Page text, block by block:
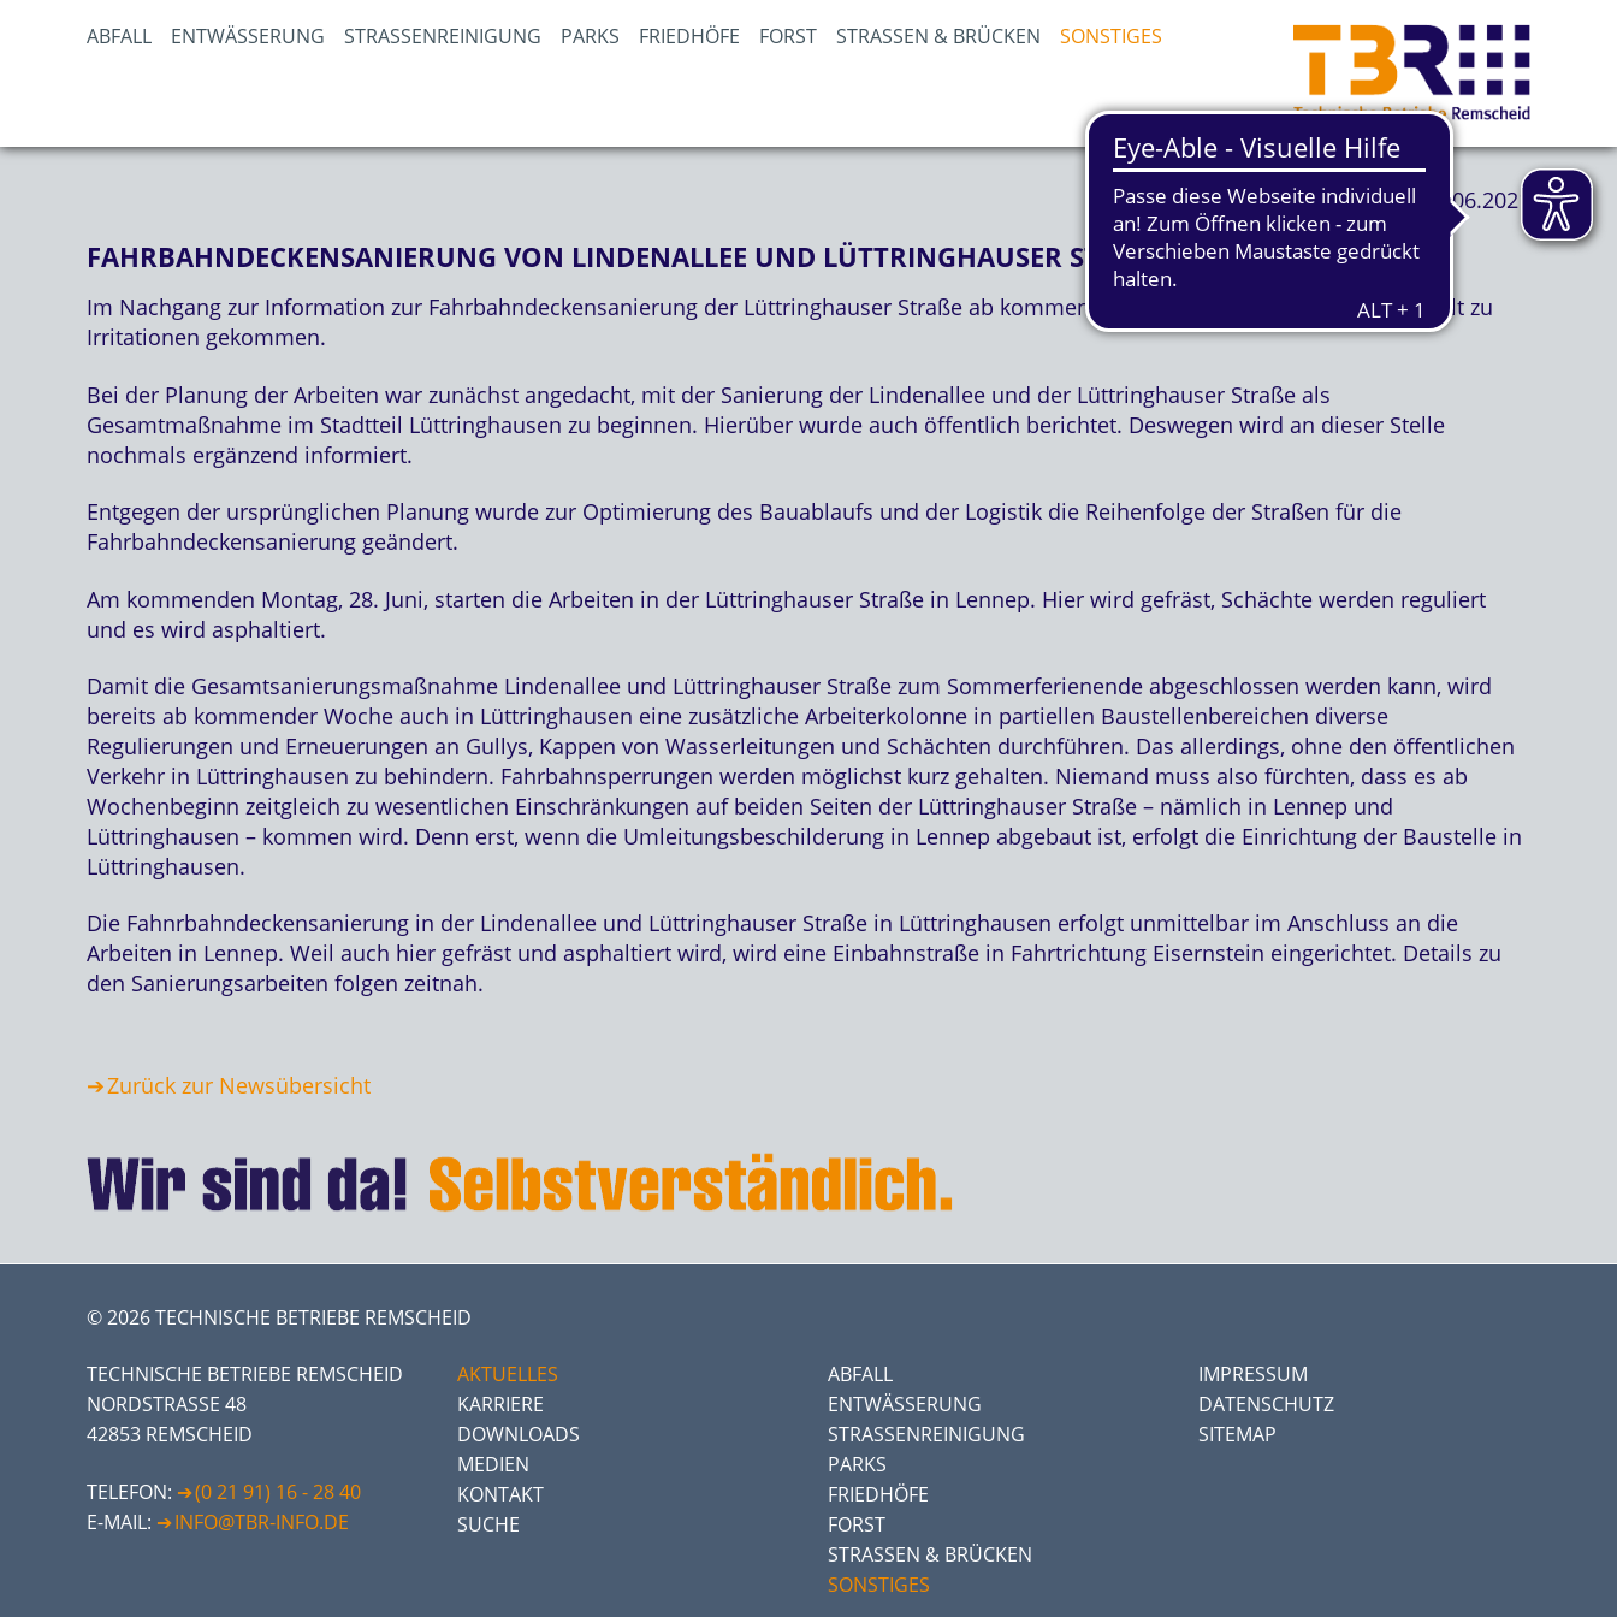
ABFALL ENTWÄSSERUNG STRASSENREINIGUNG PARKS FRIEDHÖFE FORST STRASSEN & BRÜCKEN SONSTIGES
25.06.2021
FAHRBAHNDECKENSANIERUNG VON LINDENALLEE UND LÜTTRINGHAUSER STRASSE
Im Nachgang zur Information zur Fahrbahndeckensanierung der Lüttringhauser Straße ab kommenden Montag, 28. Juni, ist es vereinzelt zu
Irritationen gekommen.
Bei der Planung der Arbeiten war zunächst angedacht, mit der Sanierung der Lindenallee und der Lüttringhauser Straße als
Gesamtmaßnahme im Stadtteil Lüttringhausen zu beginnen. Hierüber wurde auch öffentlich berichtet. Deswegen wird an dieser Stelle
nochmals ergänzend informiert.
Entgegen der ursprünglichen Planung wurde zur Optimierung des Bauablaufs und der Logistik die Reihenfolge der Straßen für die
Fahrbahndeckensanierung geändert.
Am kommenden Montag, 28. Juni, starten die Arbeiten in der Lüttringhauser Straße in Lennep. Hier wird gefräst, Schächte werden reguliert
und es wird asphaltiert.
Damit die Gesamtsanierungsmaßnahme Lindenallee und Lüttringhauser Straße zum Sommerferienende abgeschlossen werden kann, wird
bereits ab kommender Woche auch in Lüttringhausen eine zusätzliche Arbeiterkolonne in partiellen Baustellenbereichen diverse
Regulierungen und Erneuerungen an Gullys, Kappen von Wasserleitungen und Schächten durchführen. Das allerdings, ohne den öffentlichen
Verkehr in Lüttringhausen zu behindern. Fahrbahnsperrungen werden möglichst kurz gehalten. Niemand muss also fürchten, dass es ab
Wochenbeginn zeitgleich zu wesentlichen Einschränkungen auf beiden Seiten der Lüttringhauser Straße – nämlich in Lennep und
Lüttringhausen – kommen wird. Denn erst, wenn die Umleitungsbeschilderung in Lennep abgebaut ist, erfolgt die Einrichtung der Baustelle in
Lüttringhausen.
Die Fahnrbahndeckensanierung in der Lindenallee und Lüttringhauser Straße in Lüttringhausen erfolgt unmittelbar im Anschluss an die
Arbeiten in Lennep. Weil auch hier gefräst und asphaltiert wird, wird eine Einbahnstraße in Fahrtrichtung Eisernstein eingerichtet. Details zu
den Sanierungsarbeiten folgen zeitnah.
Zurück zur Newsübersicht
© 2026 TECHNISCHE BETRIEBE REMSCHEID
TECHNISCHE BETRIEBE REMSCHEID
NORDSTRASSE 48
42853 REMSCHEID
TELEFON:
(0 21 91) 16 - 28 40
E-MAIL:
INFO@TBR-INFO.DE
AKTUELLES
KARRIERE
DOWNLOADS
MEDIEN
KONTAKT
SUCHE
ABFALL
ENTWÄSSERUNG
STRASSENREINIGUNG
PARKS
FRIEDHÖFE
FORST
STRASSEN & BRÜCKEN
SONSTIGES
IMPRESSUM
DATENSCHUTZ
SITEMAP